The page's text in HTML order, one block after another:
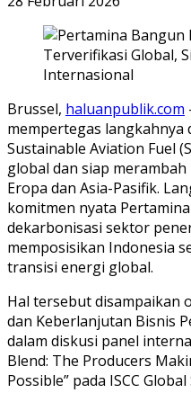
Brussel, haluanpublik.com
mempertegas langkahnya
Sustainable Aviation Fuel
global dan siap
Eropa dan Asia-Pasifik.
komitmen nyata
dekarbonisasi sektor
memposisikan Indonesia
transisi energi global.
Hal tersebut disampaikan
dan Keberlanjutan Bisnis
dalam diskusi panel
Blend: The Producers
Possible” pada ISCC